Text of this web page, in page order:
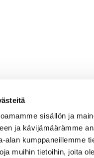
sisällön ja
ja kävijämäärämme
alan kumppaneillemme
muihin tietoihin, joita